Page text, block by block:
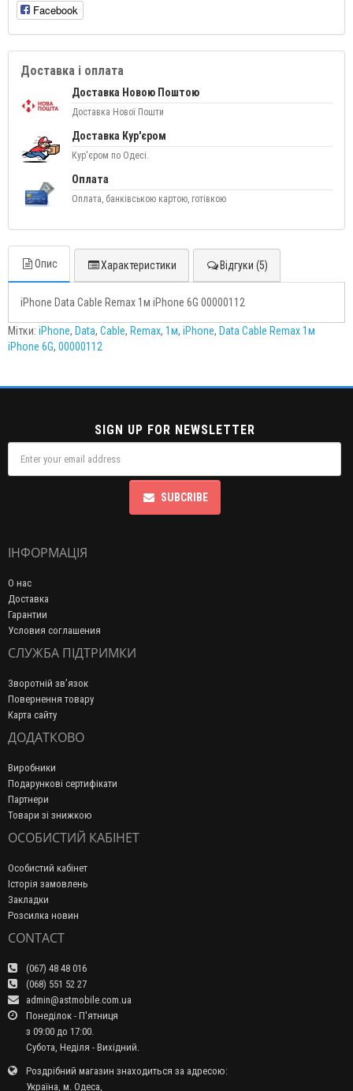
Facebook
Доставка і оплата
Доставка Новою Поштою
Доставка Нової Пошти
Доставка Кур'єром
Кур'єром по Одесі.
Оплата
Оплата, банківською картою, готівкою
Опис Характеристики Відгуки (5)
iPhone Data Cable Remax 1м iPhone 6G 00000112
Мітки: iPhone, Data, Cable, Remax, 1м, iPhone, Data Cable Remax 1м
iPhone 6G, 00000112
SIGN UP FOR NEWSLETTER
SUBCRIBE
ІНФОРМАЦІЯ
О нас
Доставка
Гарантии
Условия соглашения
СЛУЖБА ПІДТРИМКИ
Зворотній зв’язок
Повернення товару
Карта сайту
ДОДАТКОВО
Виробники
Подарункові сертифікати
Партнери
Товари зі знижкою
ОСОБИСТИЙ КАБІНЕТ
Особистий кабінет
Історія замовлень
Закладки
Розсилка новин
CONTACT
(067) 48 48 016
(068) 551 52 27
admin@astmobile.com.ua
Понеділок - П'ятниця
з 09:00 до 17:00.
Субота, Неділя - Вихідний.
Роздрібний магазин знаходиться за адресою:
Україна, м. Одеса,